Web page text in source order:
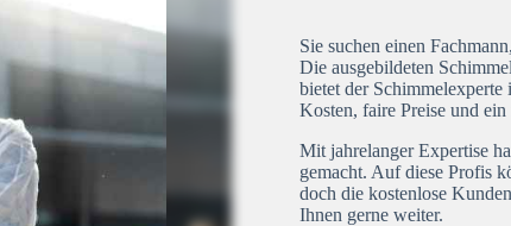
Sie suchen einen
Die ausgebildeten
bietet der Schimmelexperte
Kosten, faire Preise und ein
Mit jahrelanger Expertise
gemacht. Auf diese Profis
doch die kostenlose
Ihnen gerne weiter.